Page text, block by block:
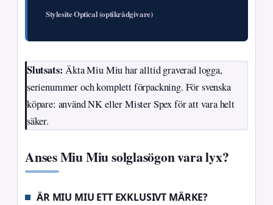
Stylesite Optical (optikrådgivare)
Slutsats: Äkta Miu Miu har alltid graverad logga,
serienummer och komplett förpackning. För svenska
köpare: använd NK eller Mister Spex för att vara helt
säker.
Anses Miu Miu solglasögon vara lyx?
ÄR MIU MIU ETT EXKLUSIVT MÄRKE?